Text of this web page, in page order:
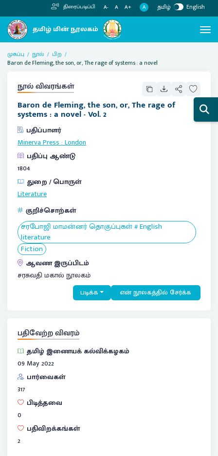
திரைப்படிப்பி A- A A+ A தமிழ் English
முகப்பு நூல்
பிற
Baron de Fleming, the son, or, The rage of systems : a novel
நூல் விவரங்கள்
Baron de Fleming, the son, or, The rage of
systems : a novel - Vol. 2
பதிப்பாளர்
Minerva Press:London
பதிப்பு ஆண்டு
1804
துறை / பொருள்
Literature
குறிச்சொற்கள்
சரபோஜி மாமன்னர் தொகுப்புகள் # English
literature
Fiction
ஆவண இருப்பிடம்
சரசுவதி மகால் நூலகம்
படிக்க என் நூலகத்தில் சேர்க்க
பதிவேற்ற விவரம்
தமிழ் இணையக் கல்விக்கழகம்
09 May 2022
பார்வைகள்
317
பிடித்தவை
0
பதிவிறக்கங்கள்
2